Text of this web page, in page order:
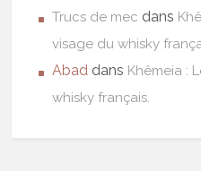
Trucs de mec dans
visage du whisky
Abad dans Khêmeia :
whisky français.